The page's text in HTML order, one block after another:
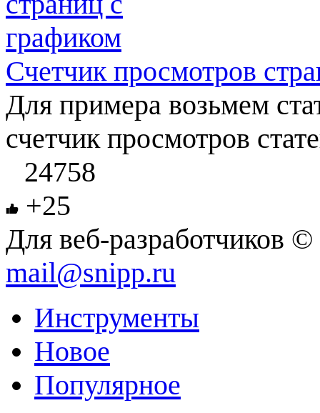
Счетчик просмотров
Для примера возьмем
счетчик просмотров
24758
+25
Для веб-разработчиков
mail@snipp.ru
Инструменты
Новое
Популярное